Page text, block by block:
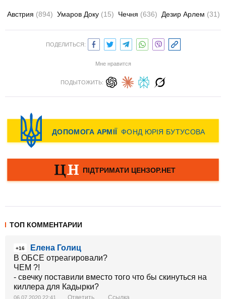
Австрия (894) Умаров Доку (15) Чечня (636) Дезир Арлем (31)
ПОДЕЛИТЬСЯ:
Мне нравится
ПОДЫТОЖИТЬ:
ТОП КОММЕНТАРИИ
+16
Елена Голиц
В ОБСЕ отреагировали?
ЧЕМ ?!
- свечку поставили вместо того что бы скинуться на
киллера для Кадырки?
06.07.2020 22:41 Ответить Ссылка